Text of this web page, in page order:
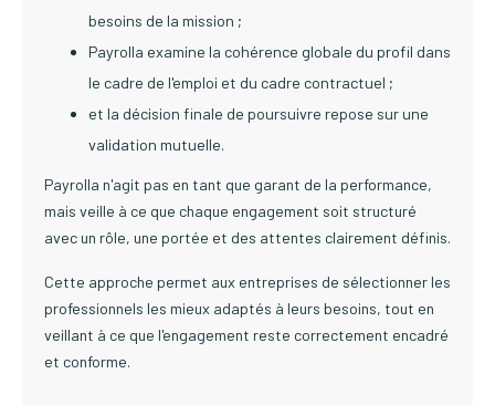
besoins de la mission ;
Payrolla examine la cohérence globale du profil dans
le cadre de l'emploi et du cadre contractuel ;
et la décision finale de poursuivre repose sur une
validation mutuelle.
Payrolla n'agit pas en tant que garant de la performance,
mais veille à ce que chaque engagement soit structuré
avec un rôle, une portée et des attentes clairement définis.
Cette approche permet aux entreprises de sélectionner les
professionnels les mieux adaptés à leurs besoins, tout en
veillant à ce que l'engagement reste correctement encadré
et conforme.